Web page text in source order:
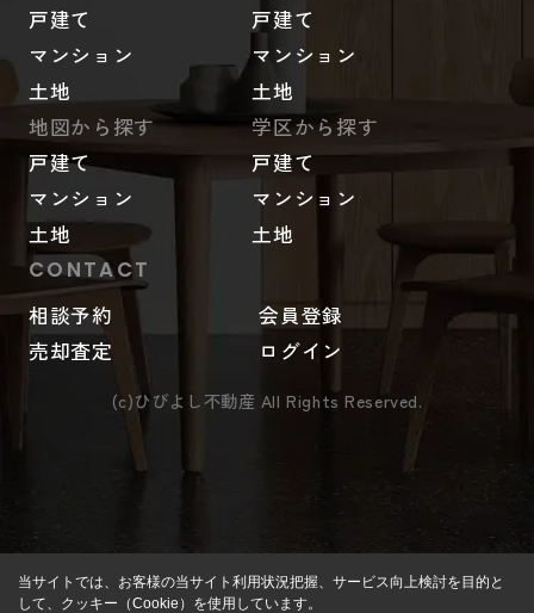
戸建て
マンション
土地
戸建て
マンション
土地
地図から探す
戸建て
マンション
土地
学区から探す
戸建て
マンション
土地
CONTACT
相談予約
会員登録
売却査定
ログイン
(c)ひびよし不動産 All Rights Reserved.
当サイトでは、お客様の当サイト利用状況把握、サービス向上検討を目的と
して、クッキー（Cookie）を使用しています。